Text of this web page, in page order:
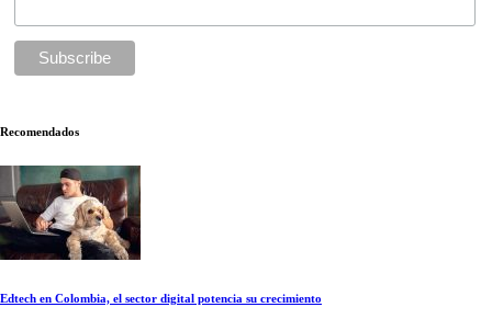
Recomendados
Edtech en Colombia, el sector digital potencia su crecimiento